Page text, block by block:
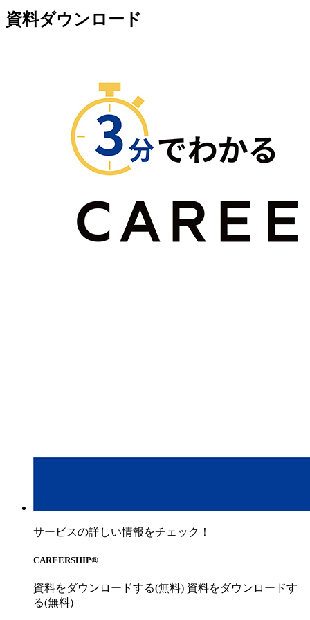
資料ダウンロード
サービスの詳しい情報をチェック！
CAREERSHIP®︎
資料をダウンロードする(無料) 資料をダウンロードす
る(無料)